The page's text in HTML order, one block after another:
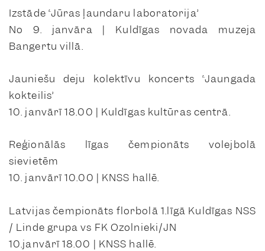
Izstāde “Jūras ļaundaru laboratorija”
No 9. janvāra | Kuldīgas novada muzeja
Bangertu villā.
Jauniešu deju kolektīvu koncerts “Jaungada
kokteilis”
10. janvārī 18.00 | Kuldīgas kultūras centrā.
Reģionālās līgas čempionāts volejbolā
sievietēm
10. janvārī 10.00 | KNSS hallē.
Latvijas čempionāts florbolā 1.līgā Kuldīgas NSS
/ Linde grupa vs FK Ozolnieki/JN
10.janvārī 18.00 | KNSS hallē.